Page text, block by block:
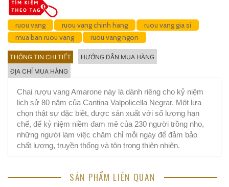
ruou vang ruou vang chinh hang
ruou vang gia si
mua ban ruou vang
ruou vang ngon
THÔNG TIN CHI TIẾT
HƯỚNG DẪN MUA HÀNG
ĐỊA CHỈ MUA HÀNG
Chai rượu vang Amarone này là dành riêng cho kỷ niệm
lịch sử 80 năm của Cantina Valpolicella Negrar. Một lựa
chọn thật sự đặc biệt, được sản xuất với số lượng hạn
chế, để kỷ niệm niềm đam mê của 230 người trồng nho,
những người làm việc chăm chỉ mỗi ngày để đảm bảo
chất lượng, truyền thống và tôn trọng thiên nhiên.
SẢN PHẨM LIÊN QUAN